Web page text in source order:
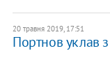
20 травня 2019, 17:51
Портнов уклав